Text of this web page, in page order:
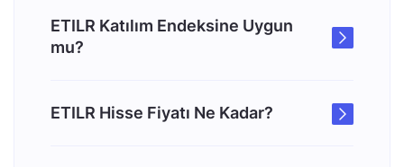
ETILR Katılım Endeksine Uygun
mu?
ETILR Hisse Fiyatı Ne Kadar?